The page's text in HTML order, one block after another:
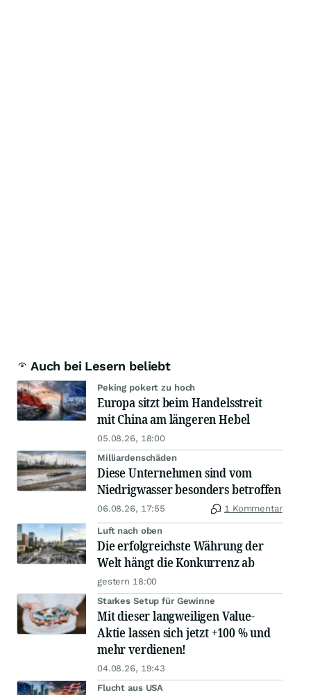
Auch bei Lesern beliebt
Peking pokert zu hoch
Europa sitzt beim Handelsstreit
mit China am längeren Hebel
05.08.26, 18:00
Milliardenschäden
Diese Unternehmen sind vom
Niedrigwasser besonders betroffen
06.08.26, 17:55 1 Kommentar
Luft nach oben
Die erfolgreichste Währung der
Welt hängt die Konkurrenz ab
gestern 18:00
Starkes Setup für Gewinne
Mit dieser langweiligen Value-
Aktie lassen sich jetzt +100 % und
mehr verdienen!
04.08.26, 19:43
Flucht aus USA